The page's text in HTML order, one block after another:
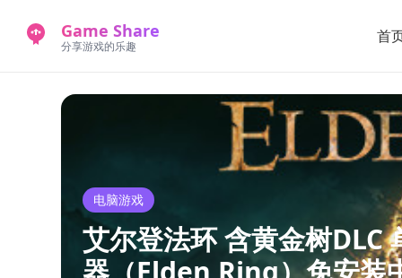
Game Share
分享游戏的乐趣
首
电脑游戏
艾尔登法环 含黄金树DLC